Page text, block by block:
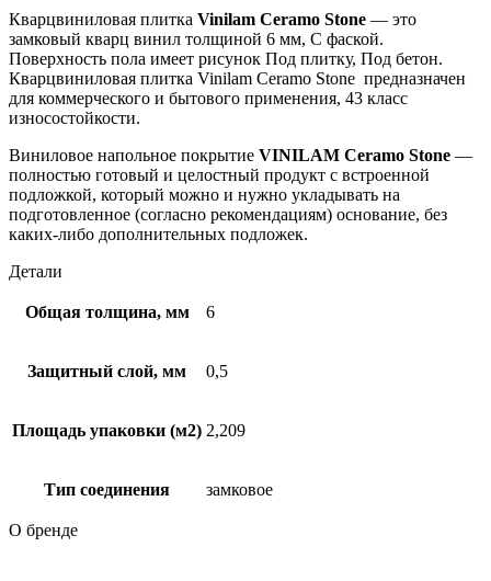
Кварцвиниловая плитка Vinilam Ceramo Stone — это
замковый кварц винил толщиной 6 мм, С фаской.
Поверхность пола имеет рисунок Под плитку, Под бетон.
Кварцвиниловая плитка Vinilam Ceramo Stone предназначен
для коммерческого и бытового применения, 43 класс
износостойкости.
Виниловое напольное покрытие VINILAM Ceramo Stone —
полностью готовый и целостный продукт с встроенной
подложкой, который можно и нужно укладывать на
подготовленное (согласно рекомендациям) основание, без
каких-либо дополнительных подложек.
Детали
Общая толщина, мм 6
Защитный слой, мм 0,5
Площадь упаковки (м2) 2,209
Тип соединения замковое
О бренде